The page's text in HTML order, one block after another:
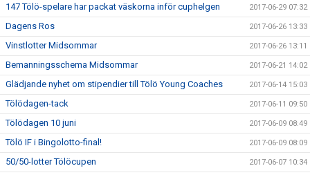
147 Tölö-spelare har packat väskorna inför cuphelgen 2017-06-29 07:32
Dagens Ros 2017-06-26 13:33
Vinstlotter Midsommar 2017-06-26 13:11
Bemanningsschema Midsommar 2017-06-21 14:02
Glädjande nyhet om stipendier till Tölö Young Coaches 2017-06-14 15:03
Tölödagen-tack 2017-06-11 09:50
Tölödagen 10 juni 2017-06-09 08:49
Tölö IF i Bingolotto-final! 2017-06-09 08:09
50/50-lotter Tölöcupen 2017-06-07 10:34